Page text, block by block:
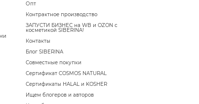
Опт
Контрактное производство
ЗАПУСТИ БИЗНЕС на WB и OZON с
косметикой SIBERINA!
Контакты
Блог SIBERINA
Совместные покупки
Сертификат COSMOS NATURAL
Сертификаты HALAL и KOSHER
Ищем блогеров и авторов